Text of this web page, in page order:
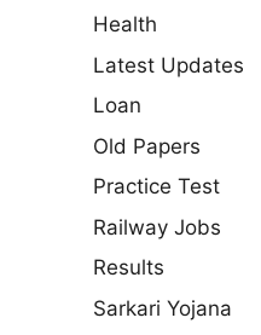
Health
Latest Updates
Loan
Old Papers
Practice Test
Railway Jobs
Results
Sarkari Yojana